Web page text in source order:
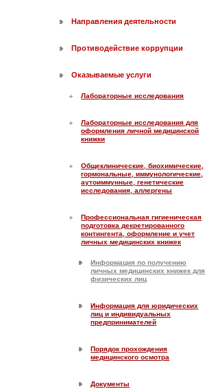
Направления деятельности
Противодействие коррупции
Оказываемые услуги
Лабораторные исследования
Лабораторные исследования для
оформления личной медицинской
книжки
Общеклинические, биохимические,
гормональные, иммунологические,
аутоиммунные, генетические
исследования, аллергены
Профессиональная гигиеническая
подготовка декретированного
контингента, оформление и учет
личных медицинских книжек
Информация по получению
личных медицинских книжек для
физических лиц
Информация для юридических
лиц и индивидуальных
предпринимателей
Порядок прохождения
медицинского осмотра
Документы